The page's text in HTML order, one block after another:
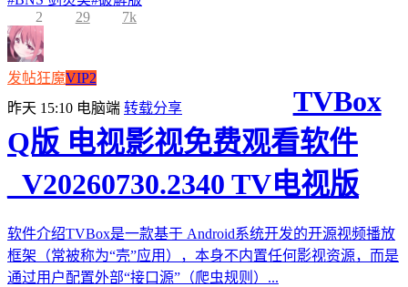
2
29 7k
发帖狂魔VIP2
昨天 15:10 电脑端 转载分享
TVBox
Q版 电视影视免费观看软件
_V20260730.2340 TV电视版
软件介绍TVBox是一款基于 Android系统开发的开源视频播放
框架（常被称为“壳”应用），本身不内置任何影视资源，而是
通过用户配置外部“接口源”（爬虫规则）...